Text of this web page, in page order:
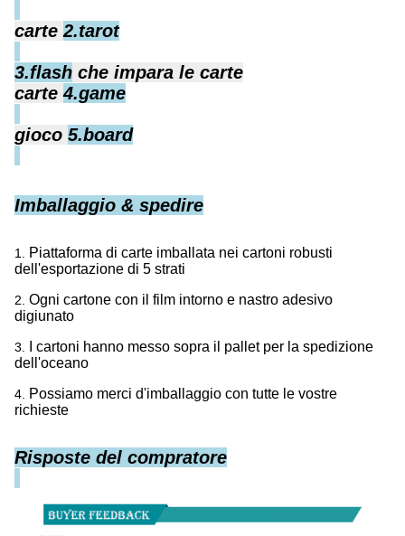
carte 2.tarot
3.flash che impara le carte
carte4.game
gioco 5.board
Imballaggio & spedire
1.
Piattaforma di carte imballata nei cartoni robusti
dell'esportazione di 5 strati
2. Ogni cartone con il film intorno e nastro adesivo
digiunato
3.
I cartoni hanno messo sopra il pallet per la spedizione
dell'oceano
4.
Possiamo merci d'imballaggio con tutte le vostre
richieste
Risposte del compratore